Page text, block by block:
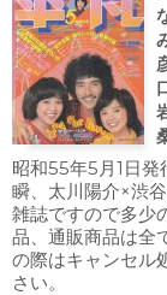
昭和55年5月1日
瞬、太川陽介×渋
雑誌ですので多少
品、通販商品は全
の際はキャンセル
さい。